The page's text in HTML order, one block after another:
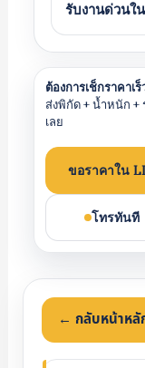
รับงานด่วนใ
ต้องการเช็กราคาเร็
ส่งพิกัด + น้ำหนัก +
เลย
ขอราคาใน
โทรทันที
← กลับหน้าหลั